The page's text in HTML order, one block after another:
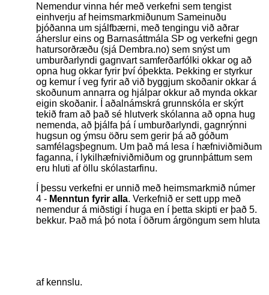
Nemendur vinna hér með verkefni sem tengist
einhverju af heimsmarkmiðunum Sameinuðu
þjóðanna um sjálfbærni, með tengingu við aðrar
áherslur eins og Barnasáttmála SÞ og verkefni gegn
hatursorðræðu (sjá Dembra.no) sem snýst um
umburðarlyndi gagnvart samferðarfólki okkar og að
opna hug okkar fyrir því óþekkta. Þekking er styrkur
og kemur í veg fyrir að við byggjum skoðanir okkar á
skoðunum annarra og hjálpar okkur að mynda okkar
eigin skoðanir. Í aðalnámskrá grunnskóla er skýrt
tekið fram að það sé hlutverk skólanna að opna hug
nemenda, að þjálfa þá í umburðarlyndi, gagnrýnni
hugsun og ýmsu öðru sem gerir þá að góðum
samfélagsþegnum. Um það má lesa í hæfniviðmiðum
faganna, í lykilhæfniviðmiðum og grunnþáttum sem
eru hluti af öllu skólastarfinu.
Í þessu verkefni er unnið með heimsmarkmið númer
4 - Menntun fyrir alla. Verkefnið er sett upp með
nemendur á miðstigi í huga en í þetta skipti er það 5.
bekkur. Það má þó nota í öðrum árgöngum sem hluta
af kennslu.